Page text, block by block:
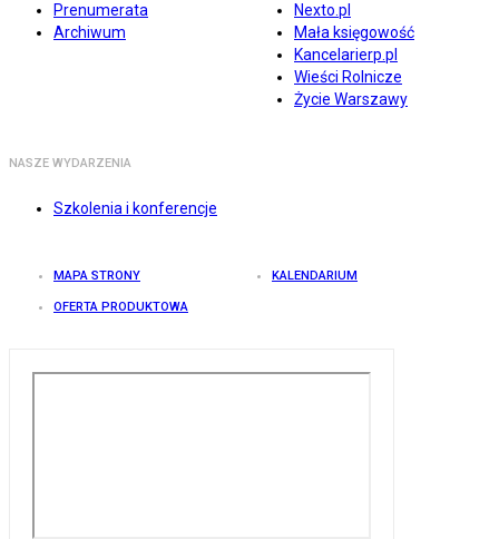
Prenumerata
Archiwum
Nexto.pl
Mała księgowość
Kancelarierp.pl
Wieści Rolnicze
Życie Warszawy
NASZE WYDARZENIA
Szkolenia i konferencje
MAPA STRONY KALENDARIUM
OFERTA PRODUKTOWA